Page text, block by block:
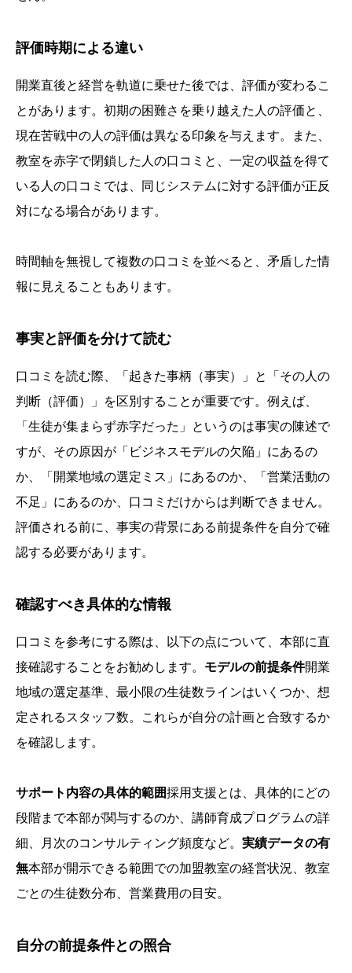
評価時期による違い
開業直後と経営を軌道に乗せた後では、評価が変わるこ
とがあります。初期の困難さを乗り越えた人の評価と、
現在苦戦中の人の評価は異なる印象を与えます。また、
教室を赤字で閉鎖した人の口コミと、一定の収益を得て
いる人の口コミでは、同じシステムに対する評価が正反
対になる場合があります。
時間軸を無視して複数の口コミを並べると、矛盾した情
報に見えることもあります。
事実と評価を分けて読む
口コミを読む際、「起きた事柄（事実）」と「その人の
判断（評価）」を区別することが重要です。例えば、
「生徒が集まらず赤字だった」というのは事実の陳述で
すが、その原因が「ビジネスモデルの欠陥」にあるの
か、「開業地域の選定ミス」にあるのか、「営業活動の
不足」にあるのか、口コミだけからは判断できません。
評価される前に、事実の背景にある前提条件を自分で確
認する必要があります。
確認すべき具体的な情報
口コミを参考にする際は、以下の点について、本部に直
接確認することをお勧めします。 モデルの前提条件開業
地域の選定基準、最小限の生徒数ラインはいくつか、想
定されるスタッフ数。これらが自分の計画と合致するか
を確認します。
サポート内容の具体的範囲採用支援とは、具体的にどの
段階まで本部が関与するのか、講師育成プログラムの詳
細、月次のコンサルティング頻度など。 実績データの有
無本部が開示できる範囲での加盟教室の経営状況、教室
ごとの生徒数分布、営業費用の目安。
自分の前提条件との照合